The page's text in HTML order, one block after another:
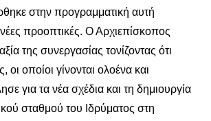
στην προγραμματική αυτή
προοπτικές. Ο Αρχιεπίσκοπος
της συνεργασίας τονίζοντας ότι
οποίοι γίνονται ολοένα και
για τα νέα σχέδια και τη δημιουργία
σταθμού του Ιδρύματος στη